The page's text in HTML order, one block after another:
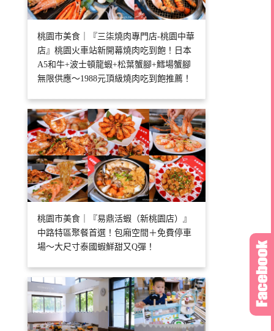
桃園市美食｜『三柒燒肉專門店-桃園中華
店』桃園火車站新開幕燒肉吃到飽！日本
A5和牛+波士頓龍蝦+松葉蟹腳+鱈場蟹腳
無限供應～1988元頂級燒肉吃到飽推薦！
桃園市美食｜『易鼎活蝦（新桃園店）』
中路特區聚餐首選！包廂空間＋免費停車
場～大尺寸泰國蝦鮮甜又Q彈！